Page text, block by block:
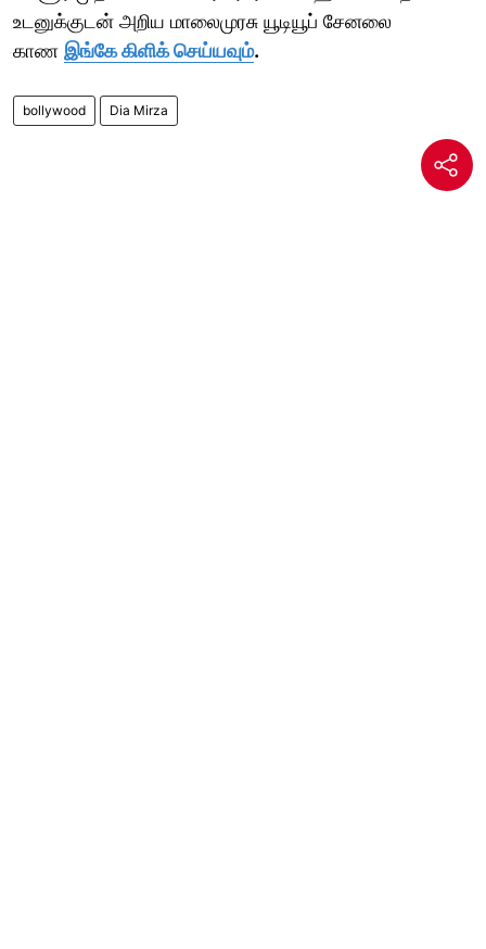
உடனுக்குடன் அறிய மாலைமுரசு யூடியூப் சேனலை
காண இங்கே கிளிக் செய்யவும்.
bollywood Dia Mirza